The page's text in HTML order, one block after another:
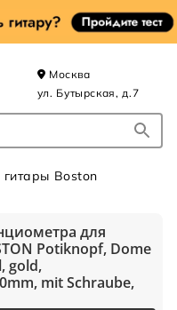
Москва
ул. Бутырская, д.7
Boston
для
Potiknopf, Dome
gold,
mit Schraube,